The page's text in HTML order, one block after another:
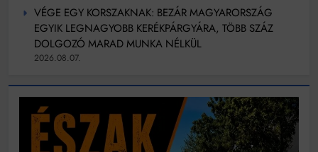
VÉGE EGY KORSZAKNAK: BEZÁR MAGYARORSZÁG
EGYIK LEGNAGYOBB KERÉKPÁRGYÁRA, TÖBB SZÁZ
DOLGOZÓ MARAD MUNKA NÉLKÜL
2026.08.07.